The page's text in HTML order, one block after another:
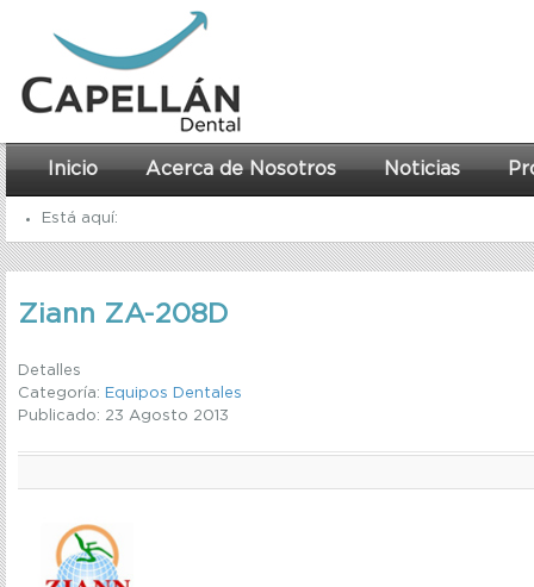
Inicio Acerca de Nosotros Noticias
Está aquí:
Inicio
Equipos Dentales
Ziann ZA-208D
Detalles
Categoría: Equipos Dentales
Publicado: 23 Agosto 2013